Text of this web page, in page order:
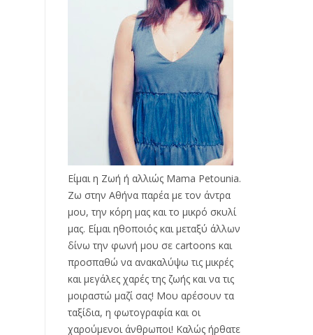
Είμαι η Ζωή ή αλλιώς Mama Petounia.
Ζω στην Αθήνα παρέα με τον άντρα
μου, την κόρη μας και το μικρό σκυλί
μας. Είμαι ηθοποιός και μεταξύ άλλων
δίνω την φωνή μου σε cartoons και
προσπαθώ να ανακαλύψω τις μικρές
και μεγάλες χαρές της ζωής και να τις
μοιραστώ μαζί σας! Μου αρέσουν τα
ταξίδια, η φωτογραφία και οι
χαρούμενοι άνθρωποι! Καλώς ήρθατε